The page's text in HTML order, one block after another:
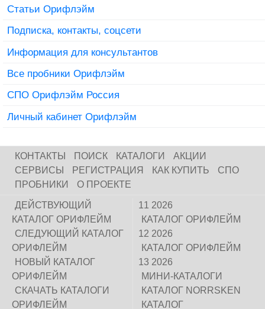
Статьи Орифлэйм
Подписка, контакты, соцсети
Информация для консультантов
Все пробники Орифлэйм
СПО Орифлэйм Россия
Личный кабинет Орифлэйм
КОНТАКТЫ ПОИСК КАТАЛОГИ
АКЦИИ
СЕРВИСЫ
РЕГИСТРАЦИЯ КАК КУПИТЬ
СПО
ПРОБНИКИ
О ПРОЕКТЕ
ДЕЙСТВУЮЩИЙ
КАТАЛОГ ОРИФЛЕЙМ
СЛЕДУЮЩИЙ КАТАЛОГ
ОРИФЛЕЙМ
НОВЫЙ КАТАЛОГ
ОРИФЛЕЙМ
СКАЧАТЬ КАТАЛОГИ
ОРИФЛЕЙМ
11 2026
КАТАЛОГ ОРИФЛЕЙМ
12 2026
КАТАЛОГ ОРИФЛЕЙМ
13 2026
МИНИ-КАТАЛОГИ
КАТАЛОГ NORRSKEN
КАТАЛОГ